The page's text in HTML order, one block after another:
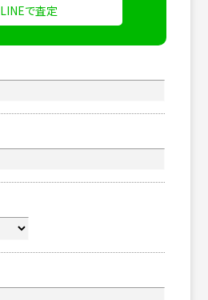
LINEで査定